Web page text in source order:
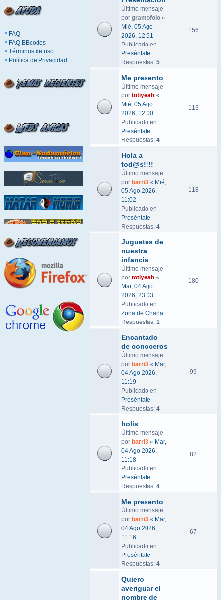
FAQ
FAQ BBcodes
Términos de uso
Política de Privacidad
Último mensaje
por gramofolo «
Mié, 05 Ago
2026, 12:51
Publicado en
Preséntate
Respuestas: 5
156
Me presento
Último mensaje
por totiyeah «
Mié, 05 Ago
2026, 12:00
Publicado en
Preséntate
Respuestas: 4
113
Hola a
tod@s!!!!
Último mensaje
por barri3 « Mié,
05 Ago 2026,
11:02
Publicado en
Preséntate
Respuestas: 4
118
Juguetes de
nuestra
infancia
Último mensaje
por totiyeah «
Mar, 04 Ago
2026, 23:03
Publicado en
Zona de Charla
Respuestas: 1
180
Encantado
de conoceros
Último mensaje
por barri3 « Mar,
04 Ago 2026,
11:19
Publicado en
Preséntate
Respuestas: 4
99
holis
Último mensaje
por barri3 « Mar,
04 Ago 2026,
11:18
Publicado en
Preséntate
Respuestas: 4
82
Me presento
Último mensaje
por barri3 « Mar,
04 Ago 2026,
11:16
Publicado en
Preséntate
Respuestas: 4
67
Quiero
averiguar el
nombre de